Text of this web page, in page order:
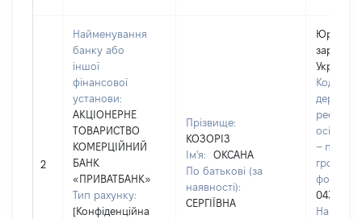
2
Найменування
банку або
іншої
фінансової
установи:
АКЦІОНЕРНЕ
ТОВАРИСТВО
КОМЕРЦІЙНИЙ
БАНК
«ПРИВАТБАНК»
Тип рахунку:
[Конфіденційна
Прізвище:
КОЗОРІЗ
Ім'я:
ОКСАНА
По батькові (за
наявності):
СЕРГІЇВНА
Україні
Код в
реєстрі
осіб,
–